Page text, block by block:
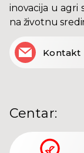
inovacija u agri
na životnu
Kontakt
Centar: